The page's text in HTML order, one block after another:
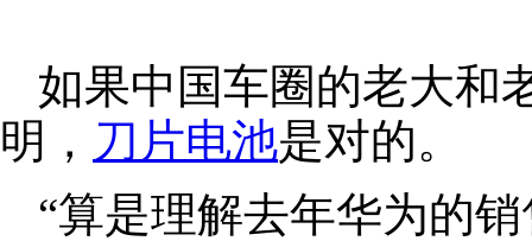
如果中国车圈的老大和
明， 刀片电池是对的。
“算是理解去年华为的